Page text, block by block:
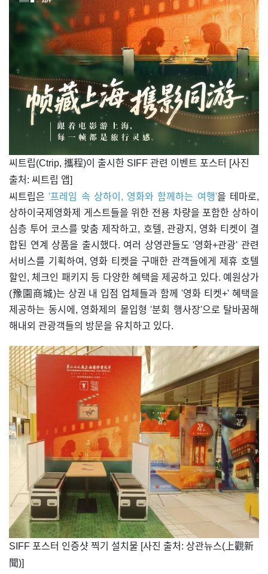
씨트립(Ctrip, 攜程)이 출시한 SIFF 관련 이벤트 포스터 [사진
출처: 씨트립 앱]
씨트립은 '프레임 속 상하이, 영화와 함께하는 여행'을 테마로,
상하이국제영화제 게스트들을 위한 전용 차량을 포함한 상하이
심층 투어 코스를 맞춤 제작하고, 호텔, 관광지, 영화 티켓이 결
합된 연계 상품을 출시했다. 여러 상영관들도 '영화+관광' 관련
서비스를 기획하여, 영화 티켓을 구매한 관객들에게 제휴 호텔
할인, 체크인 패키지 등 다양한 혜택을 제공하고 있다. 예원상가
(豫園商城)는 상권 내 입점 업체들과 함께 '영화 티켓+' 혜택을
제공하는 동시에, 영화제의 몰입형 '분회 행사장'으로 탈바꿈해
해내외 관광객들의 방문을 유치하고 있다.
SIFF 포스터 인증샷 찍기 설치물 [사진 출처: 상관뉴스(上觀新
聞)]